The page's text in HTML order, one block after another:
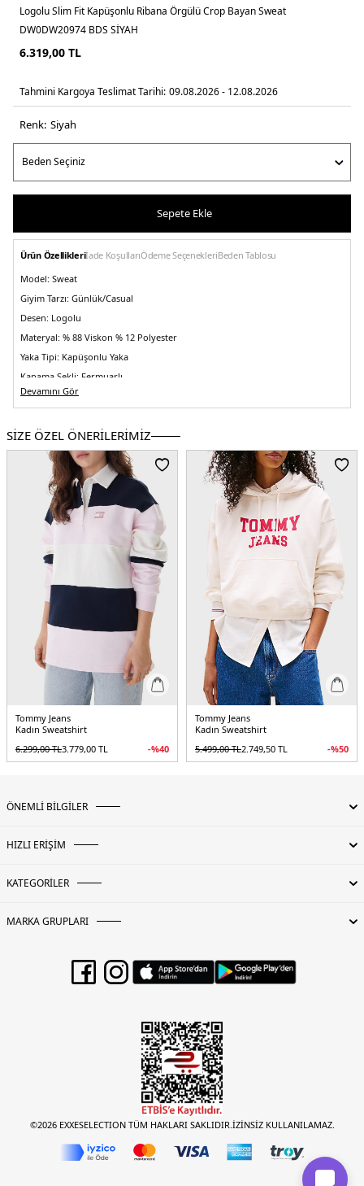
Logolu Slim Fit Kapüşonlu Ribana Örgülü Crop Bayan Sweat
DW0DW20974 BDS SİYAH
6.319,00 TL
Tahmini Kargoya Teslimat Tarihi: 09.08.2026 - 12.08.2026
Renk: si̇yah
Sepete Ekle
Ürün Özellikleriİade KoşullarıÖdeme SeçenekleriBeden Tablosu
Model: Sweat
Giyim Tarzı: Günlük/Casual
Desen: Logolu
Materyal: % 88 Viskon % 12 Polyester
Yaka Tipi: Kapüşonlu Yaka
Kapama Şekli: Fermuarlı
Kol Boyu:Uzun Kol
Menşei:Türkiye
2DEDW0DW20974BDS.07
Devamını Gör
SİZE ÖZEL ÖNERİLERİMİZ
Tommy Jeans
Kadın Sweatshirt
6.299,00TL3.779,00 TL -%40
Tommy Jeans
Kadın Sweatshirt
5.499,00TL2.749,50 TL -%50
ÖNEMLİ BİLGİLER
HIZLI ERİŞİM
KATEGORİLER
MARKA GRUPLARI
©2026 EXXESELECTION TÜM HAKLARI SAKLIDIR.İZİNSİZ KULLANILAMAZ.